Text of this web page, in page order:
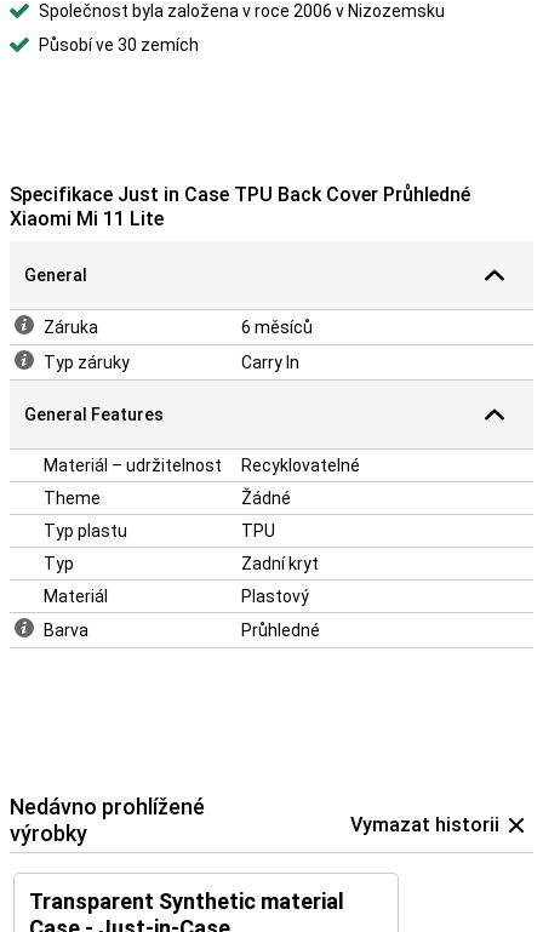
Společnost byla založena v roce 2006 v Nizozemsku
Působí ve 30 zemích
Specifikace Just in Case TPU Back Cover Průhledné
Xiaomi Mi 11 Lite
General
Záruka
6 měsíců
Typ záruky
Carry In
General Features
Materiál – udržitelnost
Recyklovatelné
Theme
Žádné
Typ plastu
TPU
Typ
Zadní kryt
Materiál
Plastový
Barva
Průhledné
Nedávno prohlížené
výrobky
Vymazat historii
Transparent Synthetic material